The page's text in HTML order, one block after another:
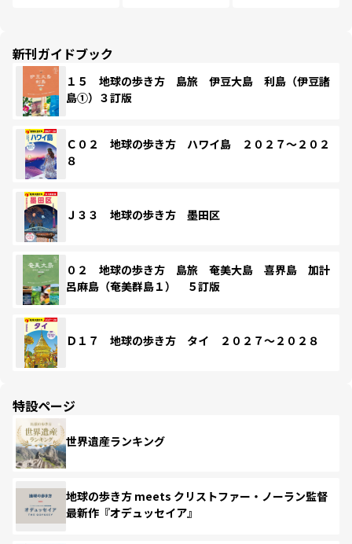
新刊ガイドブック
１５ 地球の歩き方 島旅 伊豆大島 利島（伊豆諸
島①）３訂版
Ｃ０２ 地球の歩き方 ハワイ島 ２０２７～２０２
８
Ｊ３３ 地球の歩き方 墨田区
０２ 地球の歩き方 島旅 奄美大島 喜界島 加計
呂麻島（奄美群島１） ５訂版
Ｄ１７ 地球の歩き方 タイ ２０２７～２０２８
特設ページ
世界遺産ランキング
地球の歩き方 meets クリストファー・ノーラン監督
最新作『オデュッセイア』